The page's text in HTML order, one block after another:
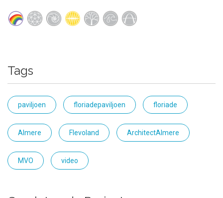
Tags
paviljoen floriadepaviljoen floriade
Almere Flevoland ArchitectAlmere
MVO video